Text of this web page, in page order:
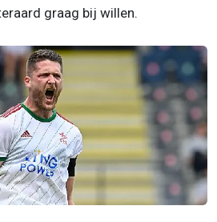
graag bij willen.